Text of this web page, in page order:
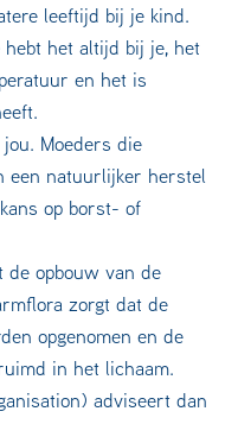
leeftijd bij je kind.
het altijd bij je, het
en het is
Moeders die
een natuurlijker herstel
op borst- of
de opbouw van de
zorgt dat de
opgenomen en de
in het lichaam.
adviseert dan